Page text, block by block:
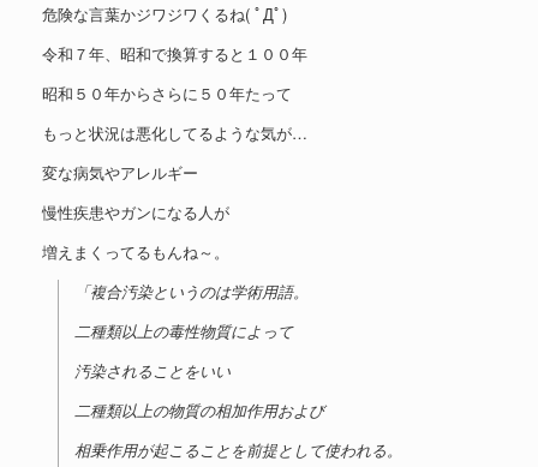
危険な言葉かジワジワくるね( ﾟДﾟ)
令和７年、昭和で換算すると１００年
昭和５０年からさらに５０年たって
もっと状況は悪化してるような気が…
変な病気やアレルギー
慢性疾患やガンになる人が
増えまくってるもんね～。
「複合汚染というのは学術用語。
二種類以上の毒性物質によって
汚染されることをいい
二種類以上の物質の相加作用および
相乗作用が起こることを前提として使われる。